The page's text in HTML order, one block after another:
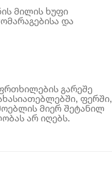
მილის ხუფი
და
გარეშე
ფერში,
მიერ შეტანილ
არ იღებს.